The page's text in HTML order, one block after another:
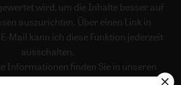
wird, um die Inhalte besser auf
auszurichten. Über einen Link in
Mail kann ich diese Funktion jederzeit
ausschalten.
Informationen finden Sie in unseren